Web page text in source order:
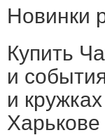
Новинки
Купить
и
и
Харькове